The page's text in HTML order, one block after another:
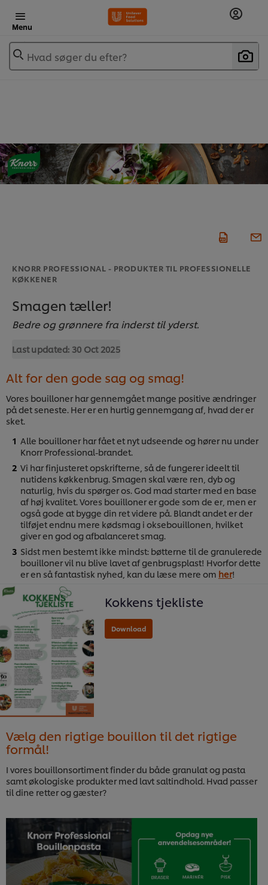
Menu
Hvad søger du efter?
KNORR PROFESSIONAL - PRODUKTER TIL PROFESSIONELLE
KØKKENER
Smagen tæller!
Bedre og grønnere fra inderst til yderst.
Last updated: 30 Oct 2025
Alt for den gode sag og smag!
Vores bouilloner har gennemgået mange positive ændringer
på det seneste. Her er en hurtig gennemgang af, hvad der er
sket.
Alle bouilloner har fået et nyt udseende og hører nu under
Knorr Professional-brandet.
Vi har finjusteret opskrifterne, så de fungerer ideelt til
nutidens køkkenbrug. Smagen skal være ren, dyb og
naturlig, hvis du spørger os. God mad starter med en base
af høj kvalitet. Vores bouilloner er gode som de er, men er
også gode at bygge din ret videre på. Blandt andet er der
tilføjet endnu mere kødsmag i oksebouillonen, hvilket
giver en god og afbalanceret smag.
Sidst men bestemt ikke mindst: bøtterne til de granulerede
bouilloner vil nu blive lavet af genbrugsplast! Hvorfor dette
er en så fantastisk nyhed, kan du læse mere om her!
Kokkens tjekliste
Download
Vælg den rigtige bouillon til det rigtige
formål!
I vores bouillonsortiment finder du både granulat og pasta
samt økologiske produkter med lavt saltindhold. Hvad passer
til dine retter og gæster?